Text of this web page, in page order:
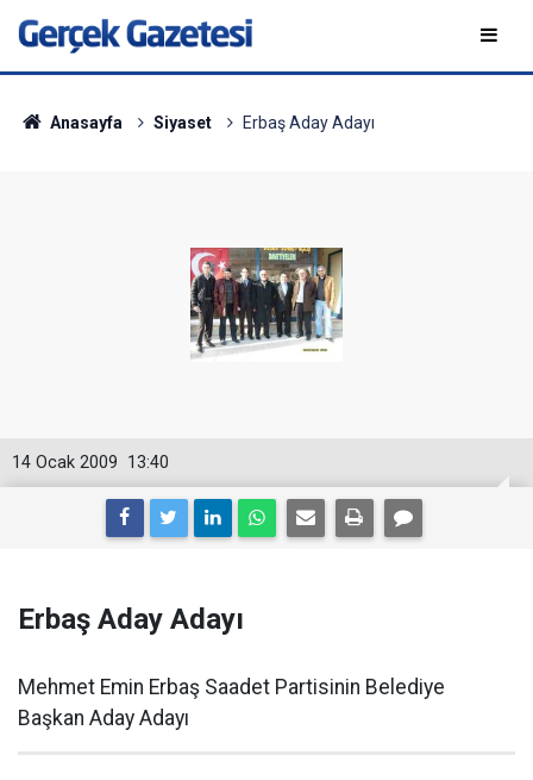
Anasayfa Siyaset Erbaş Aday Adayı
13:40
14 Ocak 2009
Erbaş Aday Adayı
Mehmet Emin Erbaş Saadet Partisinin Belediye
Başkan Aday Adayı